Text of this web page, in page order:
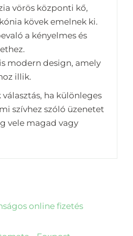
vörös központi kő,
kövek emelnek ki.
a kényelmes és
modern design, amely
illik.
ha különleges
szívhez szóló üzenetet
vele magad vagy
online fizetés